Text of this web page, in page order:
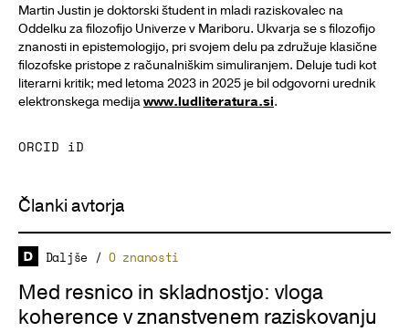
Martin Justin je doktorski študent in mladi raziskovalec na
Oddelku za filozofijo Univerze v Mariboru. Ukvarja se s filozofijo
znanosti in epistemologijo, pri svojem delu pa združuje klasične
filozofske pristope z računalniškim simuliranjem. Deluje tudi kot
literarni kritik; med letoma 2023 in 2025 je bil odgovorni urednik
elektronskega medijawww.ludliteratura.si.
ORCID iD
Članki avtorja
Daljše /O znanosti
Med resnico in skladnostjo: vloga
koherence v znanstvenem raziskovanju